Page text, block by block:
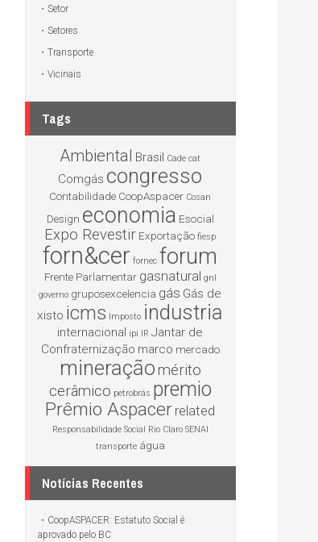
Setor
Setores
Transporte
Vicinais
Tags
Ambiental Brasil Cade cat
Comgás congresso
Contabilidade CoopAspacer Cosan
Design economia Esocial
Expo Revestir Exportação fiesp
forn&cer fornec forum
Frente Parlamentar gasnatural gnl
governo gruposexcelencia gás Gás de
xisto icms Imposto industria
internacional ipi IR Jantar de
Confraternização marco mercado
mineração mérito
cerâmico petrobrás premio
Prêmio Aspacer related
Responsabilidade Social Rio Claro SENAI
transporte água
Notícias Recentes
CoopASPACER: Estatuto Social é
aprovado pelo BC